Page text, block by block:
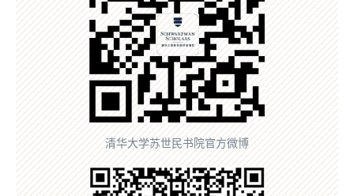
清华大学苏世民书院官方微博